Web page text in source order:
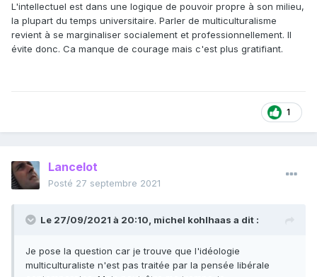
L'intellectuel est dans une logique de pouvoir propre à son milieu,
la plupart du temps universitaire. Parler de multiculturalisme
revient à se marginaliser socialement et professionnellement. Il
évite donc. Ca manque de courage mais c'est plus gratifiant.
1
Lancelot
Posté 27 septembre 2021
Le 27/09/2021 à 20:10, michel kohlhaas a dit :
Je pose la question car je trouve que l'idéologie
multiculturaliste n'est pas traitée par la pensée libérale